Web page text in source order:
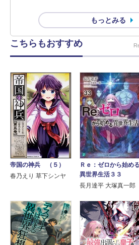
もっとみる
こちらもおすすめ
帝国の神兵 （５）
春乃えり 草下シンヤ
Ｒｅ：ゼロから始める
異世界生活３３
長月達平 大塚真一郎